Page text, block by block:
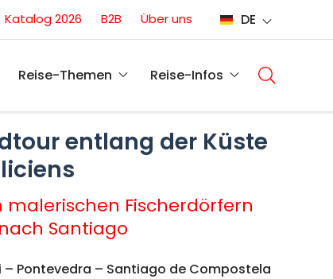
Conversion
Katalog 2026 B2B Über uns DE
Reise-Themen Reise-Infos
entlang der Küste
malerischen Fischerdörfern
Santiago
– Pontevedra – Santiago de Compostela